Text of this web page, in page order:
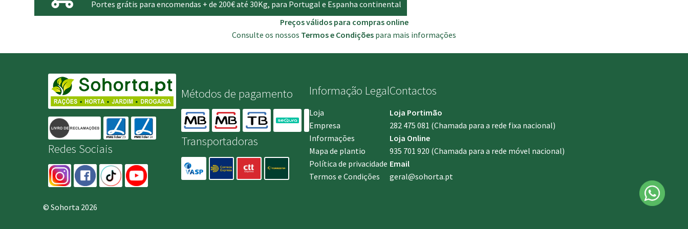
Portes grátis para encomendas + de 200€ até 30Kg, para Portugal e Espanha continental
Preços válidos para compras online
Consulte os nossos Termos e Condições para mais informações
Redes Sociais
Métodos de pagamento
Transportadoras
Informação Legal
Loja
Empresa
Informações
Mapa de plantio
Política de privacidade
Termos e Condições
Contactos
Loja Portimão
282 475 081 (Chamada para a rede fixa nacional)
Loja Online
935 701 920 (Chamada para a rede móvel nacional)
Email
geral@sohorta.pt
© Sohorta 2026